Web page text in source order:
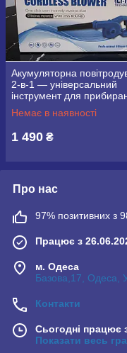
Акумуляторна
2-в-1 — універсальний
інструмент для
вдома, на подвір’ї та в
автомобілі
Немає в наявності
1 490 ₴
Про нас
97% позитивних з 98
Працює з
м. Одеса
Базова,17, Одеса,
Контакти
Сьогодні працює
Показати весь